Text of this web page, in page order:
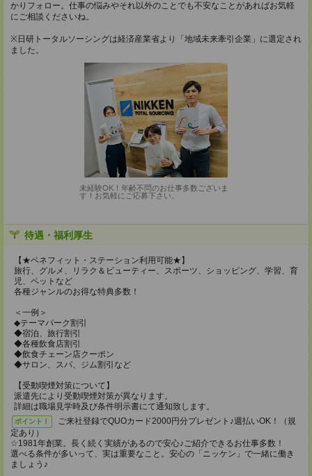
かりフォロー。仕事の悩みやそれ以外のことでも不安なことがあればお気軽
にご相談くださいね。
※日研トータルソーシングは経済産業省より「地域未来牽引企業」に選定され
ました。
未経験OK！年齢不問のお仕事多数ございま
す！お気軽にご応募下さい。
待遇・福利厚生
【★ベネフィット・ステーション利用可能★】
旅行、グルメ、リラク＆ビューティー、スポーツ、ショッピング、学習、育
児、ペットなど
各種ジャンルのお得な特典多数！
＜一例＞
◆テーマパーク割引
◆宿泊、旅行割引
◆各種飲食店割引
◆飲食チェーン店クーポン
◆サロン、スパ、ジム割引など
【受動喫煙対策について】
派遣先により受動喫煙対策が異なります。
詳細は職場見学時及び条件明示書にて通知致します。
ポイント！
ご来社登録でQUOカード2000円分プレゼント♪週払いOK！（規
定あり）
☆1981年創業。長く続く実績があるので安心♪ご紹介できるお仕事多数！
選べる条件が多いって、実は重要なこと。安心の「ニッケン」で一緒に働き
ましょう♪